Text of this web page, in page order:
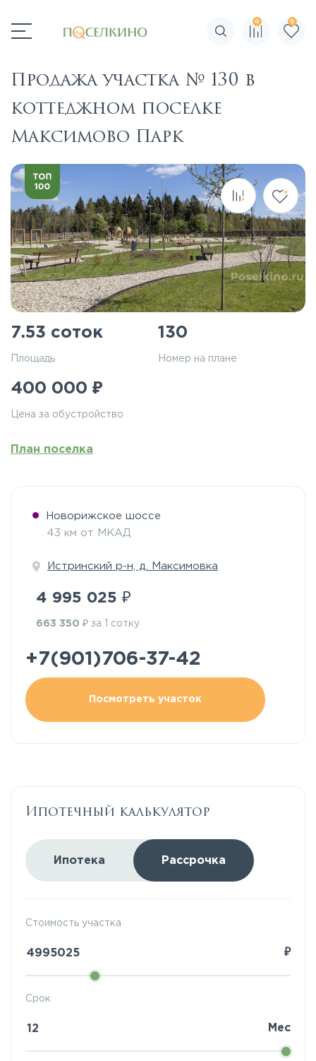
Поиск по сайту
0 0
Продажа участка № 130 в
коттеджном поселке
Максимово Парк
7.53 соток
Площадь
130
Номер на плане
400 000 ₽
Цена за обустройство
План поселка
Новорижское шоссе
43 км от МКАД
Истринский р-н, д. Максимовка
4 995 025 ₽
663 350 ₽ за 1 сотку
+7(901)706-37-42
Посмотреть участок
Ипотечный калькулятор
Ипотека Рассрочка
Стоимость участка
₽
Срок
Мес